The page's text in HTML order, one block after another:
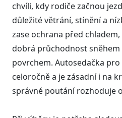
chvíli, kdy rodiče začnou
důležité větrání, stínění a
zase ochrana před
dobrá průchodnost
povrchem. Autosedačka
celoročně a je zásadní i na
správné poutání rozhoduje